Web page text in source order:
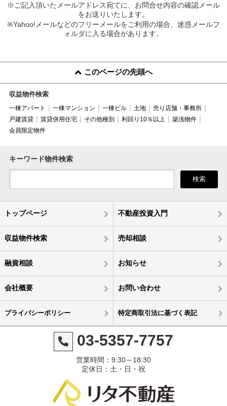
※ご記入頂いたメールアドレス宛てに、お問合せ内容の確認メール
をお送りいたします。
※Yahoo!メールなどのフリーメールをご利用の場合、迷惑メールフ
ォルダに入る場合があります。
このページの先頭へ
収益物件検索
一棟アパート 一棟マンション 一棟ビル 土地
売り店舗・事務所
戸建賃貸
賃貸併用住宅 その他種別 利回り10％以上
築浅物件
会員限定物件
キーワード物件検索
検索
トップページ 不動産投資入門
収益物件検索 売却相談
融資相談 お知らせ
会社概要 お問い合わせ
プライバシーポリシー 特定商取引法に基づく表記
03-5357-7757
営業時間：9:30～18:30
定休日：土・日・祝